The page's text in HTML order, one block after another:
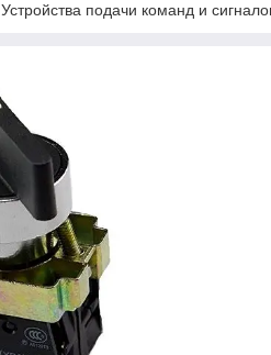
Устройства подачи команд и